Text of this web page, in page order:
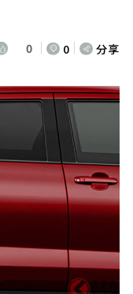
0 0 分享